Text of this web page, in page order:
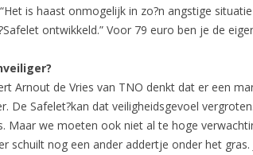
is haast onmogelijk in zo?n angstige
ontwikkeld.” Voor 79 euro ben je de
Arnout de Vries van TNO denkt dat er een
De Safelet?kan dat veiligheidsgevoel
Maar we moeten ook niet al te hoge
schuilt nog een ander addertje onder het